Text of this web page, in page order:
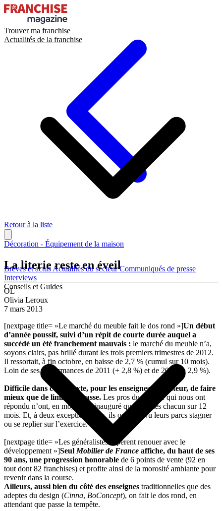
Trouver ma franchise
Actualités de la franchise
Brèves et actus Actualités du secteurCommuniqués de presse
Interviews
Conseils et Guides
Retour à la liste
Décoration - Équipement de la maison
La literie reste en éveil
OL
Olivia Leroux
7 mars 2013
[nextpage title= »Le marché du meuble fait le dos rond »]Un début
d’année poussif, suivi d’un répit de courte durée auquel a
succédé un été franchement mauvais : le marché du meuble n’a,
soyons clairs, pas brillé durant les trois premiers trimestres de 2012.
Il ressortait, à fin octobre, en baisse de 2,7 % (cumul sur 10 mois).
Loin de ses performances de 2011 (+ 2,8 %) et de 2010 (+ 2,9 %).
Difficile dans ce contexte, pour les enseignes du secteur, de faire
mieux que de limiter la casse. Les pros du meuble qui nous ont
répondu n’ont, en moyenne, inauguré que 2 unités chacun sur 12
mois. Et, à deux exceptions près, ils ont tous vu leurs parcs stagner
ou se replier sur l’exercice.
[nextpage title= »Les généralistes espèrent renouer avec le
développement »]Seul Mobilier de France affiche, du haut de ses
90 ans, une progression honorable de 6 points de vente (92 en
tout dont 82 franchises) et profite ainsi de la morosité ambiante pour
revenir dans la course.
Ailleurs, aussi bien du côté des enseignes traditionnelles que des
adeptes du design (Cinna, BoConcept), on fait le dos rond, en
attendant que passe la tempête.